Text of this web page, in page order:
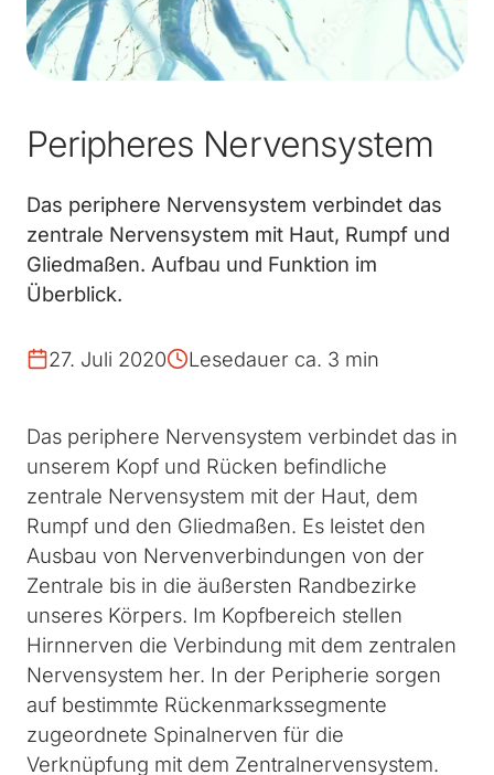
Peripheres Nervensystem
Das periphere Nervensystem verbindet das
zentrale Nervensystem mit Haut, Rumpf und
Gliedmaßen. Aufbau und Funktion im
Überblick.
27. Juli 2020 Lesedauer ca. 3 min
Das periphere Nervensystem verbindet das in
unserem Kopf und Rücken befindliche
zentrale Nervensystem mit der Haut, dem
Rumpf und den Gliedmaßen. Es leistet den
Ausbau von Nervenverbindungen von der
Zentrale bis in die äußersten Randbezirke
unseres Körpers. Im Kopfbereich stellen
Hirnnerven die Verbindung mit dem zentralen
Nervensystem her. In der Peripherie sorgen
auf bestimmte Rückenmarkssegmente
zugeordnete Spinalnerven für die
Verknüpfung mit dem Zentralnervensystem.